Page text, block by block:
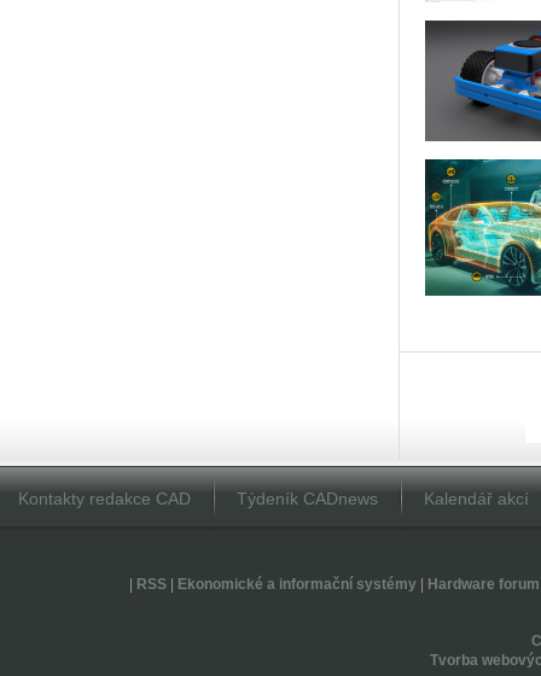
Kontakty redakce CAD Týdeník CADnews Kalendář akcí
RSS| Ekonomické a informační systémy| Hardware forum
Tvorba